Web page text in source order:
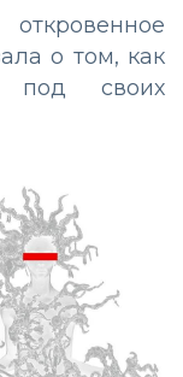
о том, как
под своих